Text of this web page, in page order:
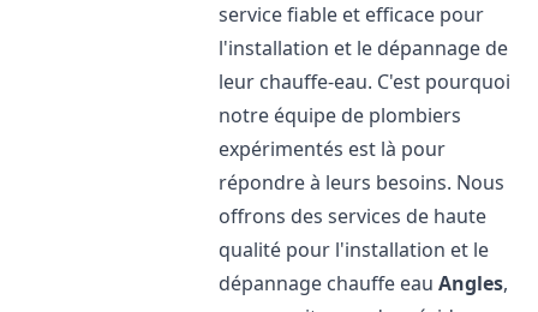
service fiable et efficace pour
l'installation et le dépannage de
leur chauffe-eau. C'est pourquoi
notre équipe de plombiers
expérimentés est là pour
répondre à leurs besoins. Nous
offrons des services de haute
qualité pour l'installation et le
dépannage chauffe eauAngles,